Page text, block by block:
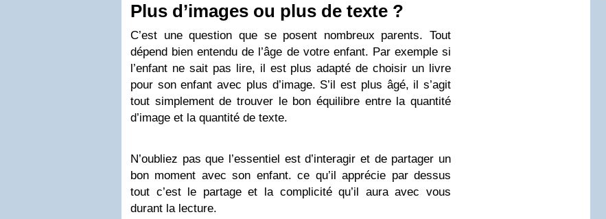
Plus d’images ou plus de texte ?
C’est une question que se posent nombreux parents. Tout
dépend bien entendu de l’âge de votre enfant. Par exemple si
l’enfant ne sait pas lire, il est plus adapté de choisir un livre
pour son enfant avec plus d’image. S’il est plus âgé, il s’agit
tout simplement de trouver le bon équilibre entre la quantité
d’image et la quantité de texte.
N’oubliez pas que l’essentiel est d’interagir et de partager un
bon moment avec son enfant. ce qu’il apprécie par dessus
tout c’est le partage et la complicité qu’il aura avec vous
durant la lecture.